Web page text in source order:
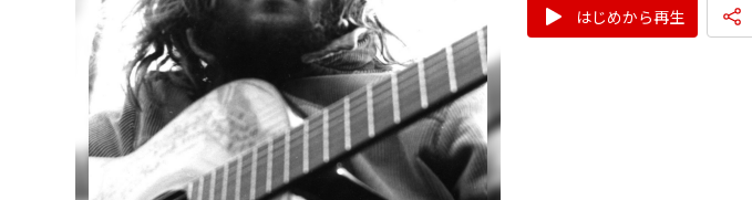
はじめから再生